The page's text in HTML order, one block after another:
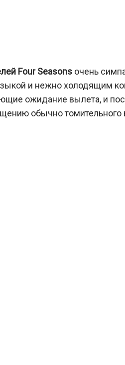
Four Seasons очень
и нежно холодящим
ожидание вылета, и
обычно